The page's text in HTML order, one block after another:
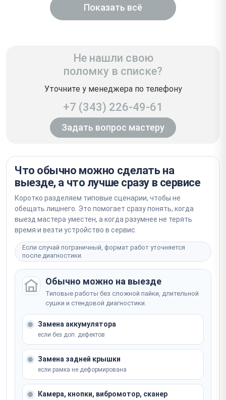
Показать всё
Не нашли свою
поломку в списке?
Уточните у менеджера по телефону
+7 (343) 226-49-61
Задать вопрос мастеру
Что обычно можно сделать на
выезде, а что лучше сразу в сервисе
Коротко разделяем типовые сценарии, чтобы не
обещать лишнего. Это помогает сразу понять, когда
выезд мастера уместен, а когда разумнее не терять
время и везти устройство в сервис.
Если случай пограничный, формат работ уточняется
после диагностики.
Обычно можно на выезде
Типовые работы без сложной пайки, длительной
сушки и стендовой диагностики.
Замена аккумулятора
если без доп. дефектов
Замена задней крышки
если рамка не деформирована
Камера, кнопки, вибромотор, сканер